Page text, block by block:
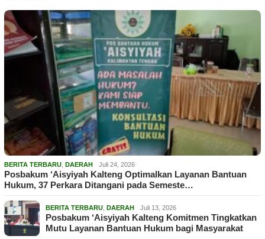
BERITA TERBARU DAERAH Juli 24, 2026
Posbakum ‘Aisyiyah Kalteng Optimalkan Layanan Bantuan
Hukum, 37 Perkara Ditangani pada Semeste…
BERITA TERBARU DAERAH Juli 13, 2026
Posbakum ‘Aisyiyah Kalteng Komitmen Tingkatkan
Mutu Layanan Bantuan Hukum bagi Masyarakat